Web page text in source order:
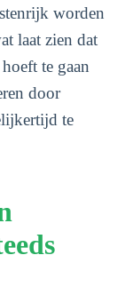
worden
laat zien dat
te gaan
door
te